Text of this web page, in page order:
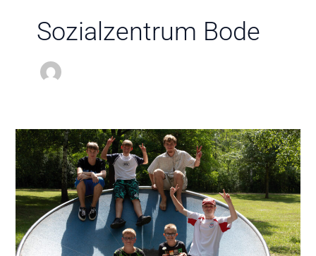
Sozialzentrum Bode
Ausflug
zum
Abenteuerspielplatz